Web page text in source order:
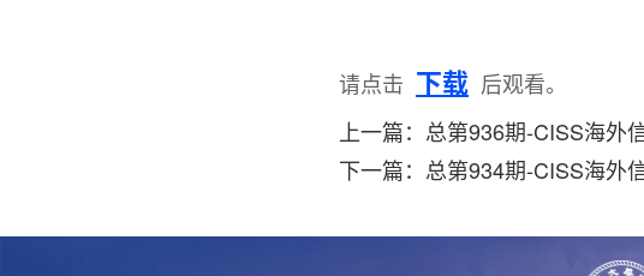
请点击 下载 后观看。
上一篇：总第936期-CISS海外
下一篇：总第934期-CISS海外